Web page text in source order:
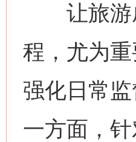
让旅游成
程，尤为
强化日常
一方面，